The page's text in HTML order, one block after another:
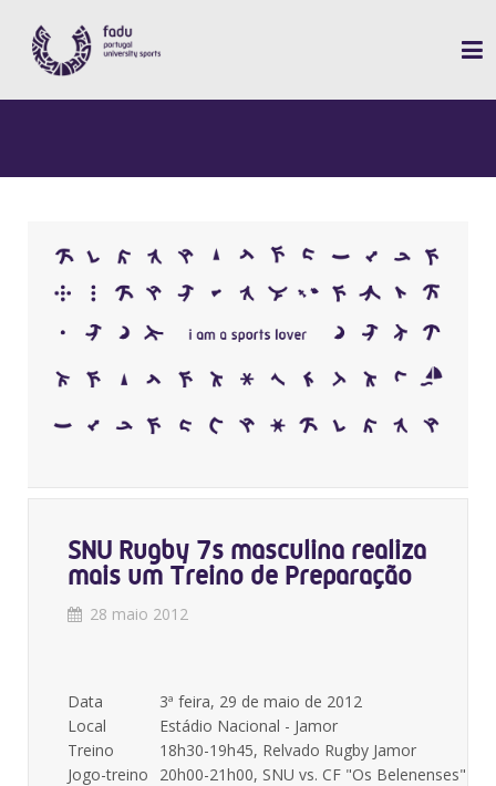
SNU Rugby 7s masculina realiza
mais um Treino de Preparação
28 maio 2012
Data
3ª feira, 29 de maio de 2012
Local
Estádio Nacional - Jamor
Treino
18h30-19h45, Relvado Rugby Jamor
Jogo-treino
20h00-21h00, SNU vs. CF "Os Belenenses"